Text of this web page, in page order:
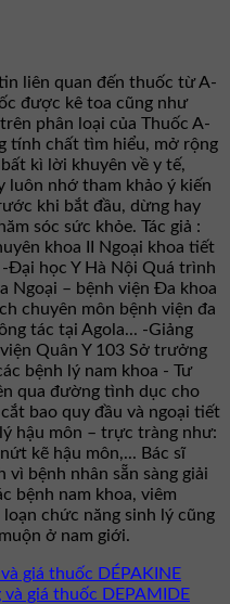
liên quan đến thuốc từ A-
được kê toa cũng như
phân loại của Thuốc A-
tính chất tìm hiểu, mở rộng
kì lời khuyên về y tế,
luôn nhớ tham khảo ý kiến
khi bắt đầu, dừng hay
sóc sức khỏe. Tác giả :
khoa II Ngoại khoa tiết
Đại học Y Hà Nội Quá trình
Ngoại – bệnh viện Đa khoa
chuyên môn bệnh viện đa
tác tại Agola... -Giảng
Quân Y 103 Sở trưởng
bệnh lý nam khoa - Tư
qua đường tình dục cho
bao quy đầu và ngoại tiết
hậu môn – trực tràng như:
kẽ hậu môn,... Bác sĩ
bệnh nhân sẵn sàng giải
bệnh nam khoa, viêm
chức năng sinh lý cũng
ở nam giới.
giá thuốc DÉPAKINE
và giá thuốc DEPAMIDE